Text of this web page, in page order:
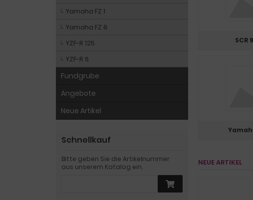
SCR
NEUE ARTIKEL
Yamaha FZ 1
Yamaha FZ 8
YZF-R 125
YZF-R 6
Fundgrube
Angebote
Neue Artikel
Schnellkauf
Bitte geben Sie die Artikelnummer
aus unserem Katalog ein.